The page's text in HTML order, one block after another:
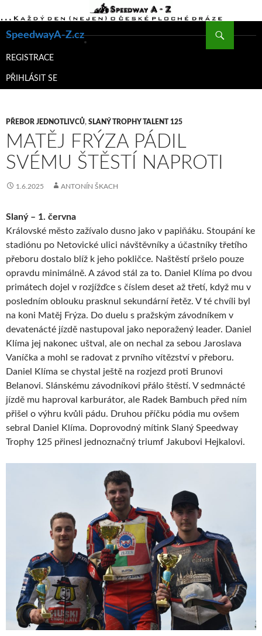
SpeedwayA-Z.cz
K
WEBU
REGISTRACE
PŘIHLÁSIT SE
PŘEBOR JEDNOTLIVCŮ, SLANÝ TROPHY TALENT 125
MATĚJ FRÝZA PÁDIL
SVÉMU ŠTĚSTÍ NAPROTI
1.6.2025 ANTONÍN ŠKACH
Slaný – 1. června
Královské město zažívalo dusno jako v papiňáku. Stoupání ke
stadiónu po Netovické ulici návštěvníky a účastníky třetího
přeboru dostalo blíž k jeho pokličce. Naštěstí pršelo pouze
opravdu minimálně. A závod stál za to. Daniel Klíma po dvou
primátech dojel v rozjížďce s číslem deset až třetí, když mu v
posledním oblouku prasknul sekundární řetěz. V té chvíli byl
na koni Matěj Frýza. Do duelu s pražským závodníkem v
devatenácté jízdě nastupoval jako neporažený leader. Daniel
Klíma jej nakonec uštval, ale on nechal za sebou Jaroslava
Vaníčka a mohl se radovat z prvního vítězství v přeboru.
Daniel Klíma se chystal ještě na rozjezd proti Brunovi
Belanovi. Slánskému závodníkovi přálo štěstí. V sedmnácté
jízdě mu haproval karburátor, ale Radek Bambuch před ním
přišel o výhru kvůli pádu. Druhou příčku pódia mu ovšem
sebral Daniel Klíma. Doprovodný mítink Slaný Speedway
Trophy 125 přinesl jednoznačný triumf Jakubovi Hejkalovi.